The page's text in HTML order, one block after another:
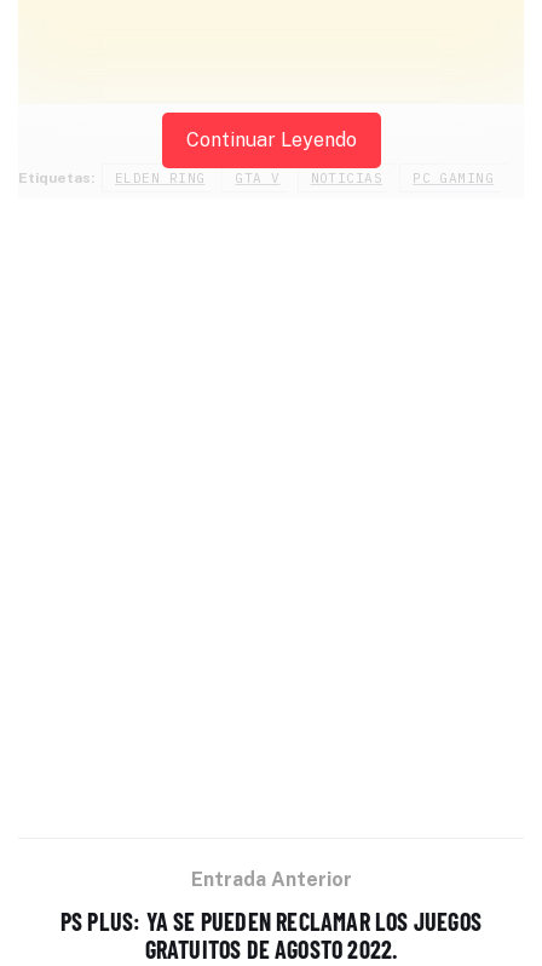
Continuar Leyendo
Etiquetas: ELDEN RING GTA V NOTICIAS PC GAMING
Entrada Anterior
PS PLUS: YA SE PUEDEN RECLAMAR LOS JUEGOS
GRATUITOS DE AGOSTO 2022.